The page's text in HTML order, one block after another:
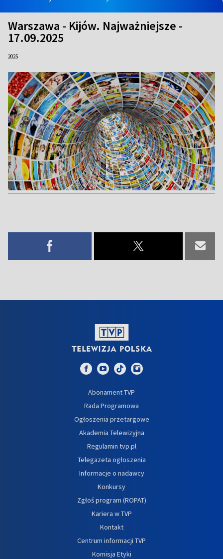
Warszawa - Kijów. Najważniejsze -
17.09.2025
2025
Abonament TVP
Rada Programowa
Ogłoszenia przetargowe
Akademia Telewizyjna
Regulamin tvp.pl
Telegazeta ogłoszenia
Informacje o nadawcy
Konkursy
Zgłoś program (ROPAT)
Kariera w TVP
Kontakt
Centrum informacji TVP
Komisja Etyki